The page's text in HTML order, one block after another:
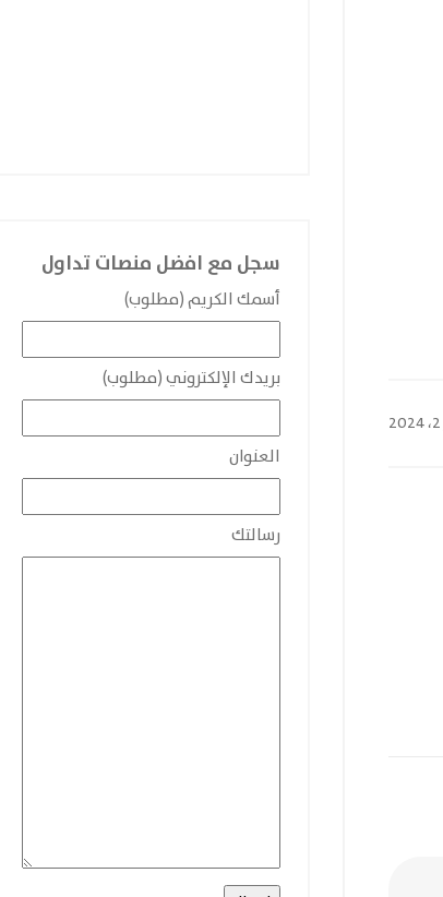
سجل مع افضل منصات تداول
أسمك الكريم (مطلوب)
بريدك الإلكتروني (مطلوب)
العنوان
رسالتك